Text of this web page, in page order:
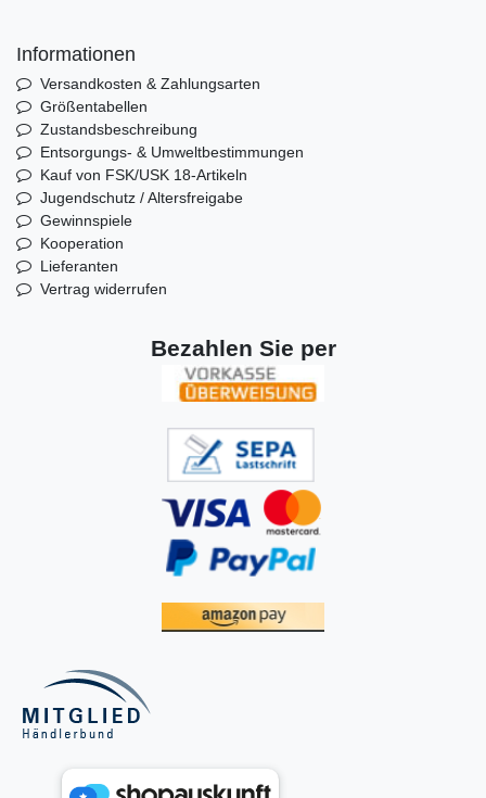
Informationen
Versandkosten & Zahlungsarten
Größentabellen
Zustandsbeschreibung
Entsorgungs- & Umweltbestimmungen
Kauf von FSK/USK 18-Artikeln
Jugendschutz / Altersfreigabe
Gewinnspiele
Kooperation
Lieferanten
Vertrag widerrufen
Bezahlen Sie per